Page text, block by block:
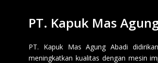
PT. Kapuk Mas
PT. Kapuk Mas Agung Abadi
meningkatkan kualitas dengan mesin